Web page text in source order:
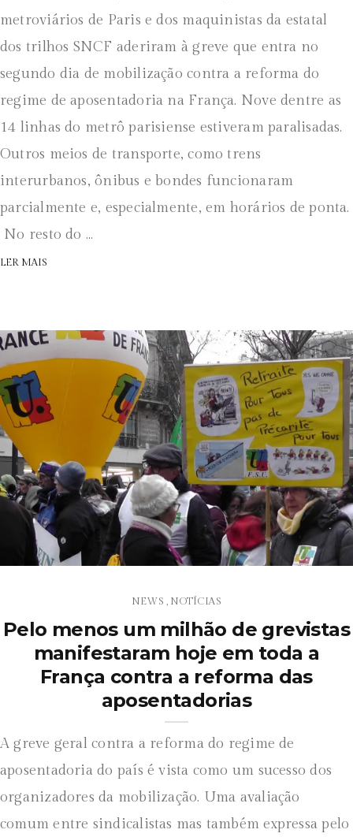
metroviários de Paris e dos maquinistas da estatal
dos trilhos SNCF aderiram à greve que entra no
segundo dia de mobilização contra a reforma do
regime de aposentadoria na França. Nove dentre as
14 linhas do metrô parisiense estiveram paralisadas.
Outros meios de transporte, como trens
interurbanos, ônibus e bondes funcionaram
parcialmente e, especialmente, em horários de ponta.
No resto do ...
LER MAIS
NEWS NOTÍCIAS
Pelo menos um milhão de grevistas
manifestaram hoje em toda a
França contra a reforma das
aposentadorias
A greve geral contra a reforma do regime de
aposentadoria do país é vista como um sucesso dos
organizadores da mobilização. Uma avaliação
comum entre sindicalistas mas também expressa pelo